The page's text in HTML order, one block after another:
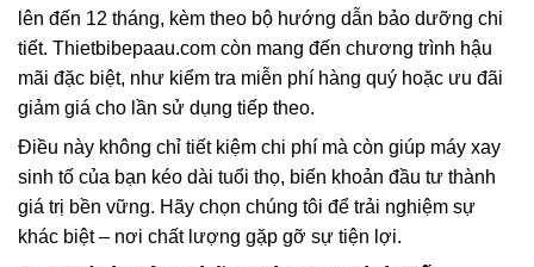
lên đến 12 tháng, kèm theo bộ hướng dẫn bảo dưỡng chi
tiết. Thietbibepaau.com còn mang đến chương trình hậu
mãi đặc biệt, như kiểm tra miễn phí hàng quý hoặc ưu đãi
giảm giá cho lần sử dụng tiếp theo.
Điều này không chỉ tiết kiệm chi phí mà còn giúp máy xay
sinh tố của bạn kéo dài tuổi thọ, biến khoản đầu tư thành
giá trị bền vững. Hãy chọn chúng tôi để trải nghiệm sự
khác biệt – nơi chất lượng gặp gỡ sự tiện lợi.